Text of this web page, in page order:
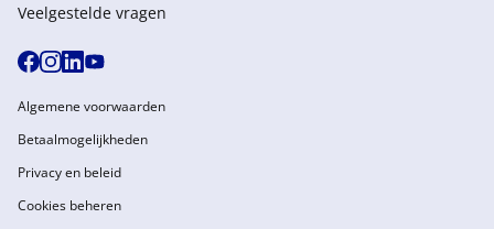
Veelgestelde vragen
Algemene voorwaarden
Betaalmogelijkheden
Privacy en beleid
Cookies beheren